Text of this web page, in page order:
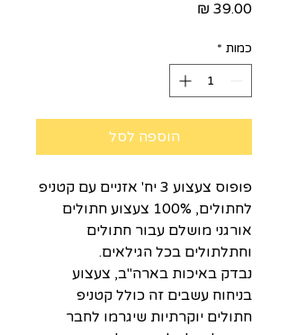
כמות *
הוספה לסל
פופוס צעצוע 3 יח' אזניים עם קטניפ
לחתולים, 100% צעצוע חתולים
אורגני מושלם עבור חתולים
וחתלתולים בכל הגילאים.
נבדק באיכות בארה"ב, צעצוע
בניחוח עשבים זה כולל קטניפ
חתולים יוקרתיות שיגרמו לחבר